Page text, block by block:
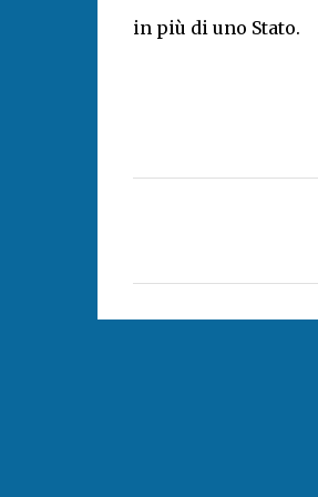
in più di uno Stato.